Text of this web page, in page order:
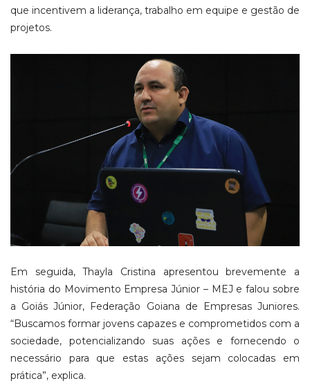
que incentivem a liderança, trabalho em equipe e gestão de
projetos.
Em seguida, Thayla Cristina apresentou brevemente a
história do Movimento Empresa Júnior – MEJ e falou sobre
a Goiás Júnior, Federação Goiana de Empresas Juniores.
“Buscamos formar jovens capazes e comprometidos com a
sociedade, potencializando suas ações e fornecendo o
necessário para que estas ações sejam colocadas em
prática”, explica.